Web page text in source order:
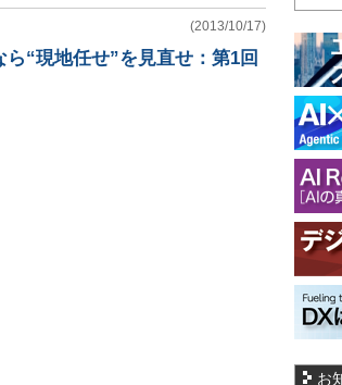
(2013/10/17)
“現地任せ”を見直せ：第1回
お